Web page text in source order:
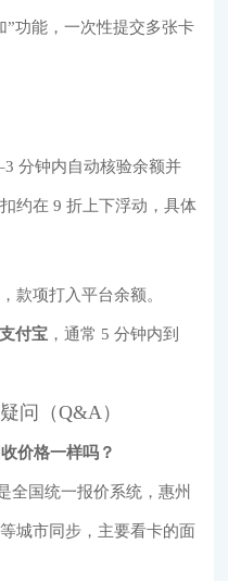
”功能，一次性提交多张卡
分钟内自动核验余额并
约在 9 折上下浮动，具体
款项打入平台余额。
支付宝 ，通常 5 分钟内到
问（Q&A）
价格一样吗？
全国统一报价系统，惠州
城市同步，主要看卡的面